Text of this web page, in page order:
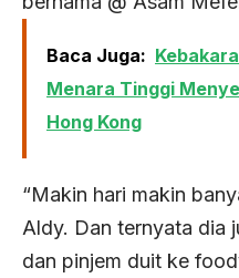
Baca Juga:
Menara Tinggi
Hong Kong
“Makin hari makin
Aldy. Dan ternyata dia
dan pinjem duit ke